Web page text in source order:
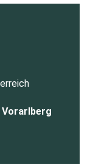
Vorarlberg